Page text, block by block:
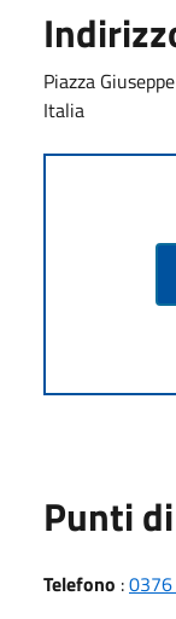
Piazza
Italia
Punti
Telefono :